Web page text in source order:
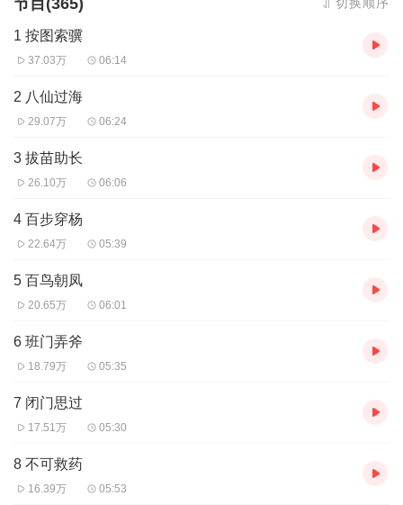
《儿童经典名著：西游记后传》上线不久便入选儿童频道TOP10付
费专辑，成为百万家长为孩子经典名著的首选。
《讲给孩子听的-封神演义》是一部古代魔幻幻想神话故事，他以内
容篇幅巨大、幻想奇特而闻名于世，是孩子最佳的国学启蒙首选。
添加微信好友：【hsgs2020】，注明“花生故事”，加入“花生好友”，
获取更多好听、好玩的故事资讯吧。
节目(365)
1 按图索骥
37.03万 06:14
2 八仙过海
29.07万 06:24
3 拔苗助长
26.10万 06:06
4 百步穿杨
22.64万 05:39
5 百鸟朝凤
20.65万 06:01
6 班门弄斧
18.79万 05:35
7 闭门思过
17.51万 05:30
8 不可救药
16.39万 05:53